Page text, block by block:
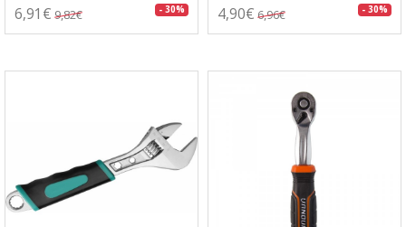
6,91€ 9,82€ - 30% 4,90€ 6,96€ - 30%